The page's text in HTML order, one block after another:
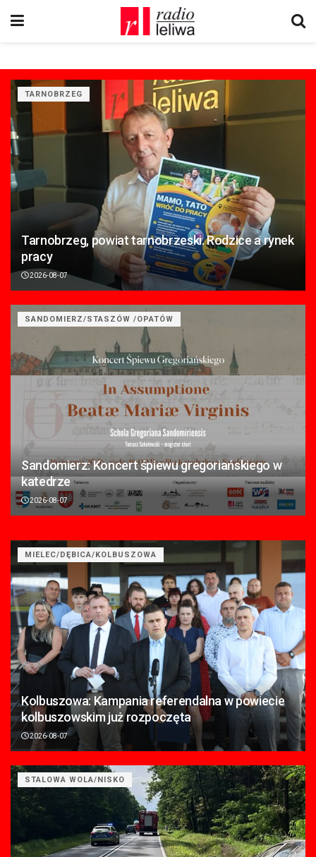
TARNOBRZEG
Tarnobrzeg, powiat tarnobrzeski. Rodzice a rynek
pracy
2026-08-07
SANDOMIERZ/STASZÓW /OPATÓW
Sandomierz: Koncert śpiewu gregoriańskiego w
katedrze
2026-08-07
MIELEC/DĘBICA/KOLBUSZOWA
Kolbuszowa: Kampania referendalna w powiecie
kolbuszowskim już rozpoczęta
2026-08-07
STALOWA WOLA/NISKO